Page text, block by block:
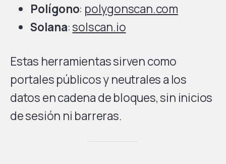
Polígono: polygonscan.com
Solana:solscan.io
Estas herramientas sirven como
portales públicos y neutrales a los
datos en cadena de bloques, sin inicios
de sesión ni barreras.